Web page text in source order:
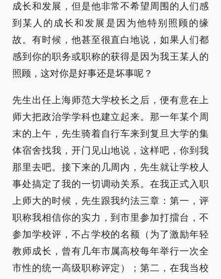
成长和发展，但是他非常不希望周围的人们感
到某人的成长和发展是因为他特别照顾的缘
故。有时候，他甚至很直白地说，如果人们都
感到你的职务或职称的获得是因为我王某人的
照顾，这对你是好事还是坏事呢？
先生出任上海师范大学校长之后，便有意在上
师大把政治学学科也建立起来。那一年某个周
末的上午，先生骑着自行车来到复旦大学的集
体宿舍找我，开门见山地说，这样吧，你到我
那里去吧。接下来的几周内，先生就让学校人
事处搞定了我的一切调动关系。在我正式入职
上师大的时候，先生跟我约法三章：第一，评
职称我相信你的实力，到市里参加打擂台，不
参加学校评，不占学校的名额（为了激励年轻
教师成长，曾有几年市属高校每年举行一次全
市性的统一高级职称评定）；第二，在我当校